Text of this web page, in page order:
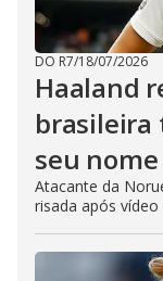
DO R7/18/07/2026
Haaland
seu
Atacante da
risada após